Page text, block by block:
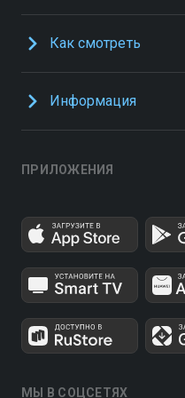
Как смотреть
Информация
ПРИЛОЖЕНИЯ
МЫ В СОЦСЕТЯХ